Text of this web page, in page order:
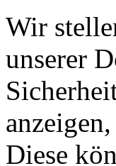
Wir
unserer
Diese